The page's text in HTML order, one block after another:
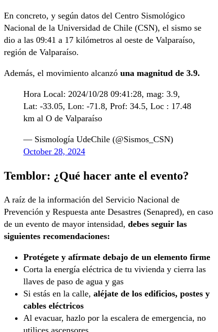
En concreto, y según datos del Centro Sismológico
Nacional de la Universidad de Chile (CSN), el sismo se
dio a las 09:41 a 17 kilómetros al oeste de Valparaíso,
región de Valparaíso.
Además, el movimiento alcanzó una magnitud de 3.9.
Hora Local: 2024/10/28 09:41:28, mag: 3.9,
Lat: -33.05, Lon: -71.8, Prof: 34.5, Loc : 17.48
km al O de Valparaíso
— Sismología UdeChile (@Sismos_CSN)
October 28, 2024
Temblor: ¿Qué hacer ante el evento?
A raíz de la información del Servicio Nacional de
Prevención y Respuesta ante Desastres (Senapred), en caso
de un evento de mayor intensidad, debes seguir las
siguientes recomendaciones:
Protégete y afírmate debajo de un elemento firme
Corta la energía eléctrica de tu vivienda y cierra las
llaves de paso de agua y gas
Si estás en la calle, aléjate de los edificios, postes y
cables eléctricos
Al evacuar, hazlo por la escalera de emergencia, no